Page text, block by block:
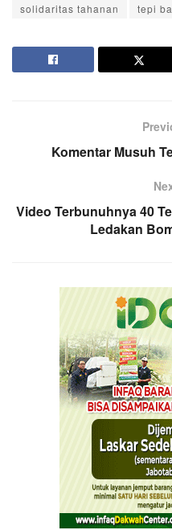
solidaritas tahanan
tepi
Komentar Musuh
Video Terbunuhnya 40
Ledakan